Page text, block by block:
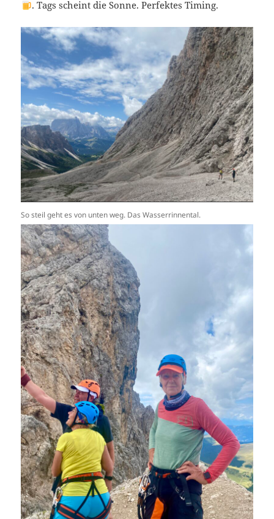
. Tags scheint die Sonne. Perfektes Timing.
So steil geht es von unten weg. Das Wasserrinnental.